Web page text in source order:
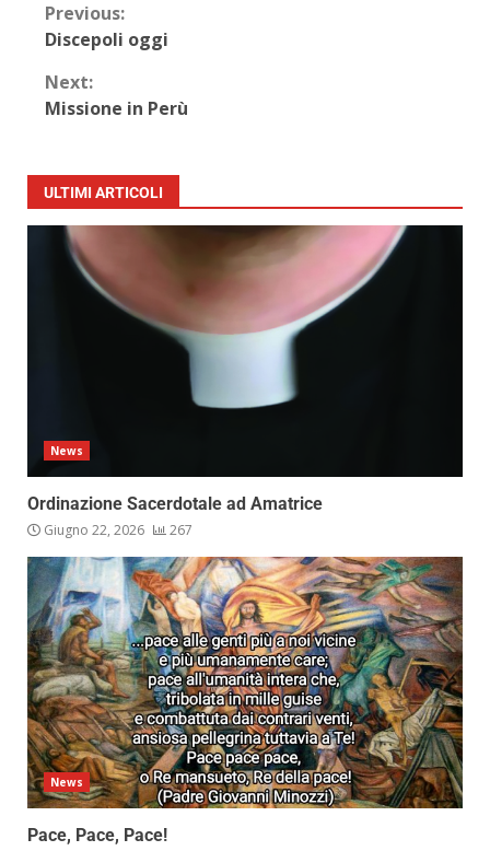
Previous:
Discepoli oggi
Next:
Missione in Perù
ULTIMI ARTICOLI
News
Ordinazione Sacerdotale ad Amatrice
Giugno 22, 2026 267
News
Pace, Pace, Pace!